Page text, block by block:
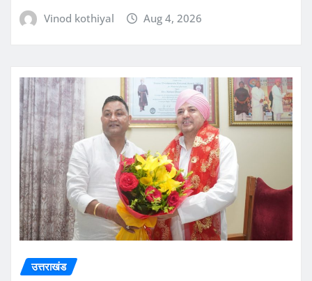
Vinod kothiyal Aug 4, 2026
उत्तराखंड